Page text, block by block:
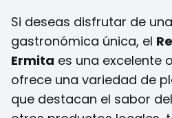
Si deseas disfrutar de
gastronómica única, el
Ermita es una excelente
ofrece una variedad de
que destacan el sabor